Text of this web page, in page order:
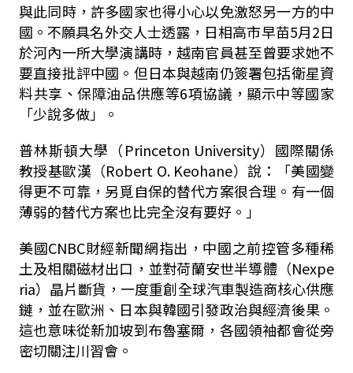
與此同時，許多國家也得小心以免激怒另一方的中
國。不願具名外交人士透露，日相高市早苗5月2日
於河內一所大學演講時，越南官員甚至曾要求她不
要直接批評中國。但日本與越南仍簽署包括衛星資
料共享、保障油品供應等6項協議，顯示中等國家
「少說多做」。
普林斯頓大學（Princeton University）國際關係
教授基歐漢（Robert O. Keohane）說：「美國變
得更不可靠，另覓自保的替代方案很合理。有一個
薄弱的替代方案也比完全沒有要好。」
美國CNBC財經新聞網指出，中國之前控管多種稀
土及相關磁材出口，並對荷蘭安世半導體（Nexpe
ria）晶片斷貨，一度重創全球汽車製造商核心供應
鏈，並在歐洲、日本與韓國引發政治與經濟後果。
這也意味從新加坡到布魯塞爾，各國領袖都會從旁
密切關注川習會。